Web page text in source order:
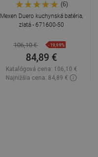
(6)
Mexen Duero kuchynská batéria,
zlatá - 671600-50
106,10 € -19,99%
84,89 €
Katalógová cena: 106,10 €
Najnižšia cena: 84,89 €